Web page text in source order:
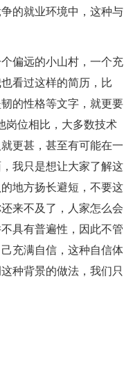
的就业环境中，这种与
偏远的小山村，一个充
看过这样的简历，比
的性格等文字，就更要
岗位相比，大多数技术
更甚，甚至有可能在一
我只是想让大家了解这
地方扬长避短，不要这
来不及了，人家怎么会
具有普遍性，因此不管
充满自信，这种自信体
种背景的做法，我们只